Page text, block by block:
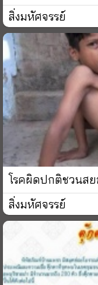
สิ่งมหัศจรรย์
โรคผิดปกติชวนสย
สิ่งมหัศจรรย์